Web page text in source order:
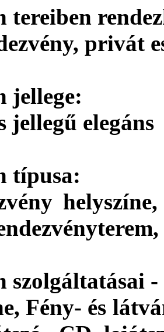
tereiben
privát
jellege:
jellegű elegáns
típusa:
szolgáltatásai
Fény- és